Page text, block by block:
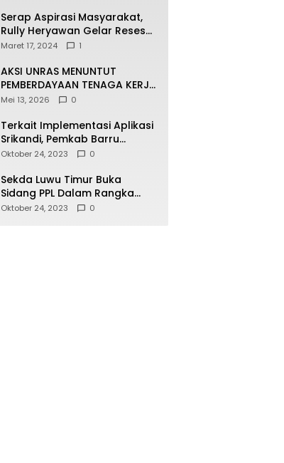
Serap Aspirasi Masyarakat,
Rully Heryawan Gelar Reses
Perseorangan
Maret 17, 2024 1
AKSI UNRAS MENUNTUT
PEMBERDAYAAN TENAGA KERJA
LOKAL TERHADAP PT. CERIA
Mei 13, 2026 0
Terkait Implementasi Aplikasi
Srikandi, Pemkab Barru
Kunker ke Luwu Timur
Oktober 24, 2023 0
Sekda Luwu Timur Buka
Sidang PPL Dalam Rangka
Redistribusi Tanah 2023
Oktober 24, 2023 0